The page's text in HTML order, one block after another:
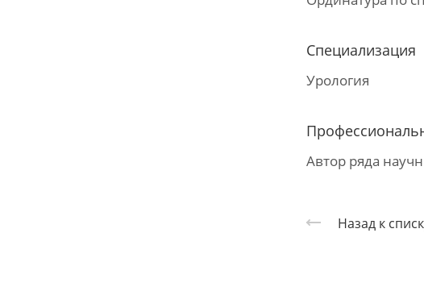
Специализация
Урология
Автор ряда
Назад к